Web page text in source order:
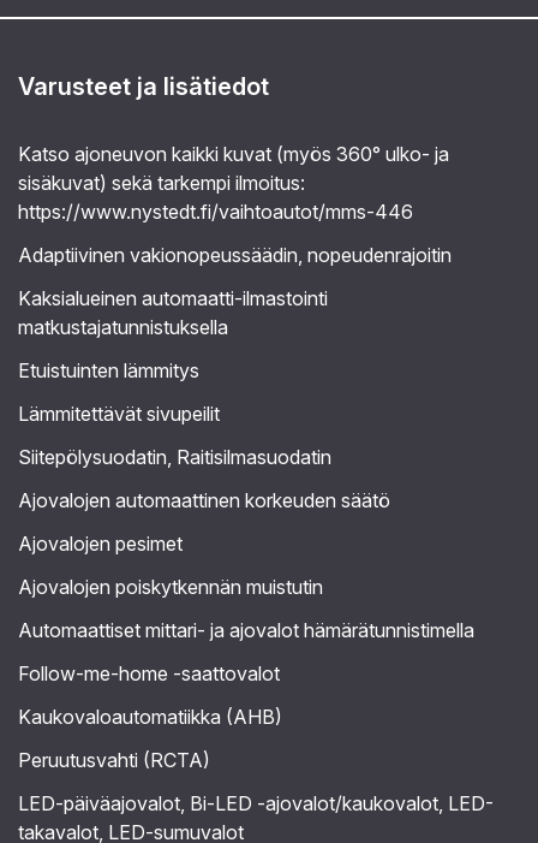
Varusteet ja lisätiedot
Katso ajoneuvon kaikki kuvat (myös 360° ulko- ja
sisäkuvat) sekä tarkempi ilmoitus:
https://www.nystedt.fi/vaihtoautot/mms-446
Adaptiivinen vakionopeussäädin, nopeudenrajoitin
Kaksialueinen automaatti-ilmastointi
matkustajatunnistuksella
Etuistuinten lämmitys
Lämmitettävät sivupeilit
Siitepölysuodatin, Raitisilmasuodatin
Ajovalojen automaattinen korkeuden säätö
Ajovalojen pesimet
Ajovalojen poiskytkennän muistutin
Automaattiset mittari- ja ajovalot hämärätunnistimella
Follow-me-home -saattovalot
Kaukovaloautomatiikka (AHB)
Peruutusvahti (RCTA)
LED-päiväajovalot, Bi-LED -ajovalot/kaukovalot, LED-
takavalot, LED-sumuvalot